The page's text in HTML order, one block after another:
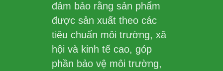
đảm bảo rằng sản phẩm
được sản xuất theo các
tiêu chuẩn môi trường, xã
hội và kinh tế cao, góp
phần bảo vệ môi trường,